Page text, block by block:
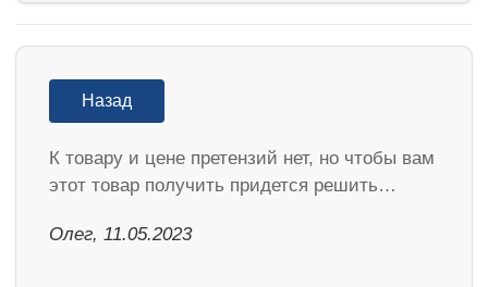
Назад
К товару и цене претензий нет, но чтобы вам
этот товар получить придется решить…
Олег, 11.05.2023